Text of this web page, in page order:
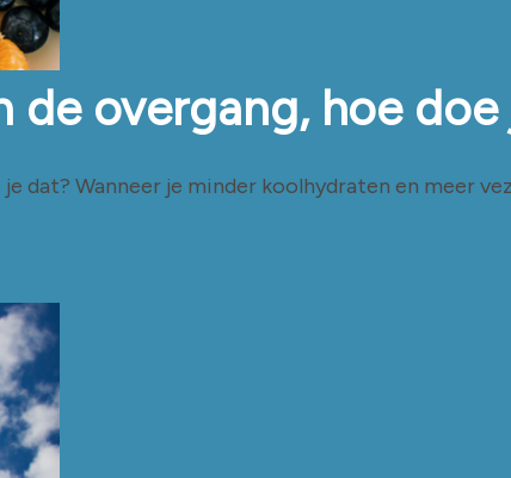
de overgang, hoe
dat? Wanneer je minder koolhydraten en meer